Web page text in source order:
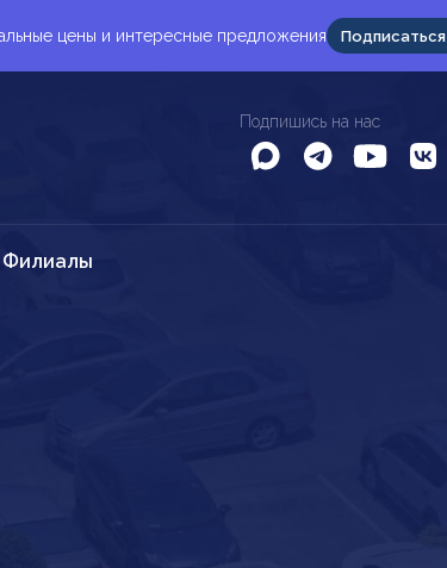
цены и интересные предложения Подписаться
Подпишись на нас
Филиалы